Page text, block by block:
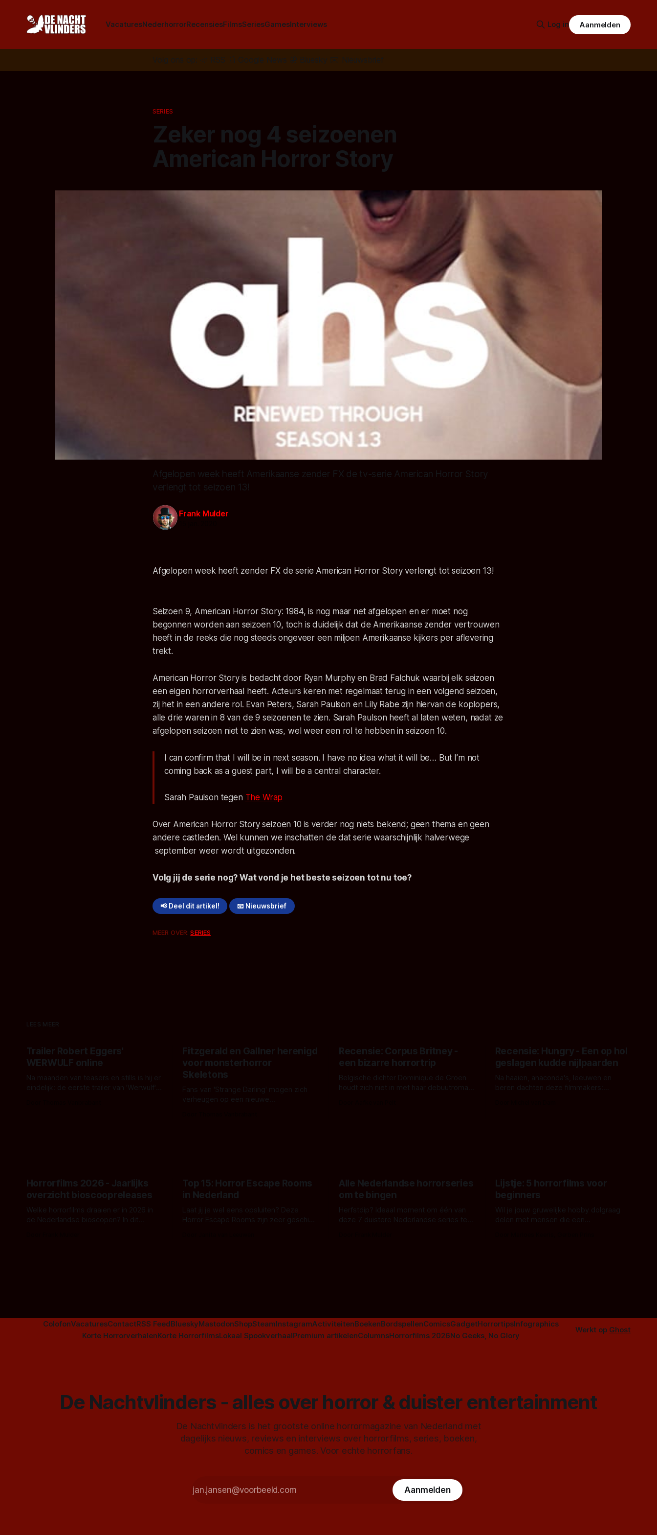
VacaturesNederhorrorRecensiesFilmsSeriesGamesInterviews Log in Aanmelden
Volg ons op: 📣 RSS 📰 Google News 🦋 Bluesky ✉️ Nieuwsbrief
SERIES
Zeker nog 4 seizoenen
American Horror Story
Afgelopen week heeft Amerikaanse zender FX de tv-serie American Horror Story
verlengt tot seizoen 13!
Frank Mulder
Afgelopen week heeft zender FX de serie American Horror Story verlengt tot seizoen 13!
Seizoen 9, American Horror Story: 1984, is nog maar net afgelopen en er moet nog
begonnen worden aan seizoen 10, toch is duidelijk dat de Amerikaanse zender vertrouwen
heeft in de reeks die nog steeds ongeveer een miljoen Amerikaanse kijkers per aflevering
trekt.
American Horror Story is bedacht door Ryan Murphy en Brad Falchuk waarbij elk seizoen
een eigen horrorverhaal heeft. Acteurs keren met regelmaat terug in een volgend seizoen,
zij het in een andere rol. Evan Peters, Sarah Paulson en Lily Rabe zijn hiervan de koplopers,
alle drie waren in 8 van de 9 seizoenen te zien. Sarah Paulson heeft al laten weten, nadat ze
afgelopen seizoen niet te zien was, wel weer een rol te hebben in seizoen 10.
I can confirm that I will be in next season. I have no idea what it will be… But I’m not
coming back as a guest part, I will be a central character.
Sarah Paulson tegen The Wrap
Over American Horror Story seizoen 10 is verder nog niets bekend; geen thema en geen
andere castleden. Wel kunnen we inschatten de dat serie waarschijnlijk halverwege
september weer wordt uitgezonden.
Volg jij de serie nog? Wat vond je het beste seizoen tot nu toe?
📢 Deel dit artikel! 📧 Nieuwsbrief
MEER OVER:SERIES
LEES MEER
Trailer Robert Eggers'
WERWULF online
Na maanden van teasers en stills is hij er
eindelijk: de eerste trailer van 'Werwulf'.
Fitzgerald en Gallner herenigd
voor monsterhorror
Skeletons
Fans van 'Strange Darling' mogen zich
verheugen op een nieuwe
Recensie: Corpus Britney -
een bizarre horrortrip
Belgische dichter Dominique de Groen
houdt zich niet in met haar debuutroman.
Recensie: Hungry - Een op hol
geslagen kudde nijlpaarden
Na haaien, anaconda's, leeuwen en
beren dachten deze filmmakers:
Horrorfilms 2026 - Jaarlijks
overzicht bioscoopreleases
Welke horrorfilms draaien er in 2026 in
de Nederlandse bioscopen? In dit
Top 15: Horror Escape Rooms
in Nederland
Laat jij je wel eens opsluiten? Deze
Horror Escape Rooms zijn zeer geschikt
Alle Nederlandse horrorseries
om te bingen
Herfstdip? Ideaal moment om één van
deze 7 duistere Nederlandse series te
Lijstje: 5 horrorfilms voor
beginners
Wil je jouw gruwelijke hobby dolgraag
delen met mensen die een
ColofonVacaturesContactRSS FeedBlueskyMastodonShopSteamInstagramActiviteitenBoekenBordspellenComicsGadgetHorrortipsInfographics
Korte HorrorverhalenKorte HorrorfilmsLokaal SpookverhaalPremium artikelenColumnsHorrorfilms 2026No Geeks, No Glory
Werkt op Ghost
De Nachtvlinders - alles over horror & duister entertainment
De Nachtvlinders is het grootste online horrormagazine van Nederland met
dagelijks nieuws, reviews en interviews over horrorfilms, series, boeken,
comics en games. Voor echte horrorfans.
Aanmelden